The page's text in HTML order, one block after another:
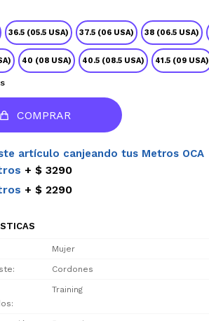
36.5 (05.5 USA) 37.5 (06 USA) 38 (06.5 USA)
40 (08 USA) 40.5 (08.5 USA) 41.5 (09 USA)
COMPRAR
artículo canjeando tus Metros OCA
$ 3290
$ 2290
Mujer
Cordones
Training